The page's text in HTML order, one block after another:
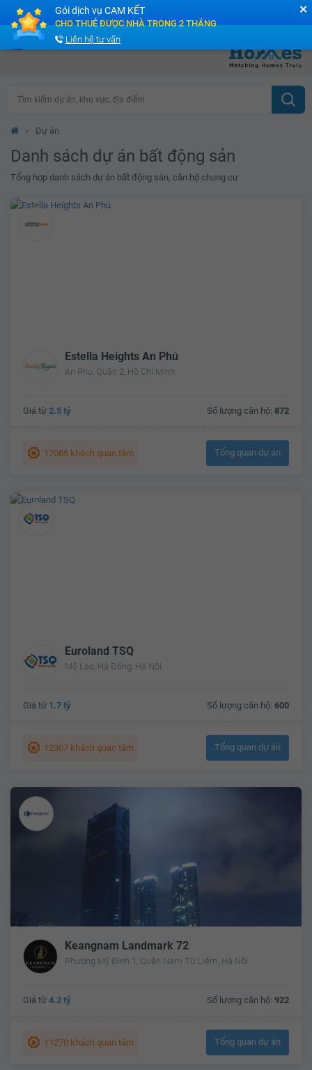
Cộng đồng Môi giới bPRO
Tìm kiếm dự án, khu vực, địa điểm
› Dự án
Danh sách dự án bất động sản
Tổng hợp danh sách dự án bất động sản, căn hộ chung cư
Estella Heights An Phú
An Phú, Quận 2, Hồ Chí Minh
Giá từ 2.5 tỷ Số lượng căn hộ: 872
17085 khách quan tâm Tổng quan dự án
Euroland TSQ
Mộ Lao, Hà Đông, Hà Nội
Giá từ 1.7 tỷ Số lượng căn hộ: 600
12307 khách quan tâm Tổng quan dự án
Keangnam Landmark 72
Phường Mỹ Đình 1, Quận Nam Từ Liêm, Hà Nội
Giá từ 4.2 tỷ Số lượng căn hộ: 922
11270 khách quan tâm Tổng quan dự án
✕
Gói dịch vụ CAM KẾT
CHO THUÊ ĐƯỢC NHÀ TRONG 2 THÁNG
Liên hệ tư vấn